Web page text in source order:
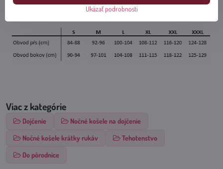
Viac z kategórie
Dojčenie
Nočné košele na dojčenie
Nočné košele krátky rukáv
Tehotenstvo
Do pôrodnice
Ukázať podrobnosti